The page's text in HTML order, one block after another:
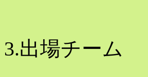
3.出場チーム